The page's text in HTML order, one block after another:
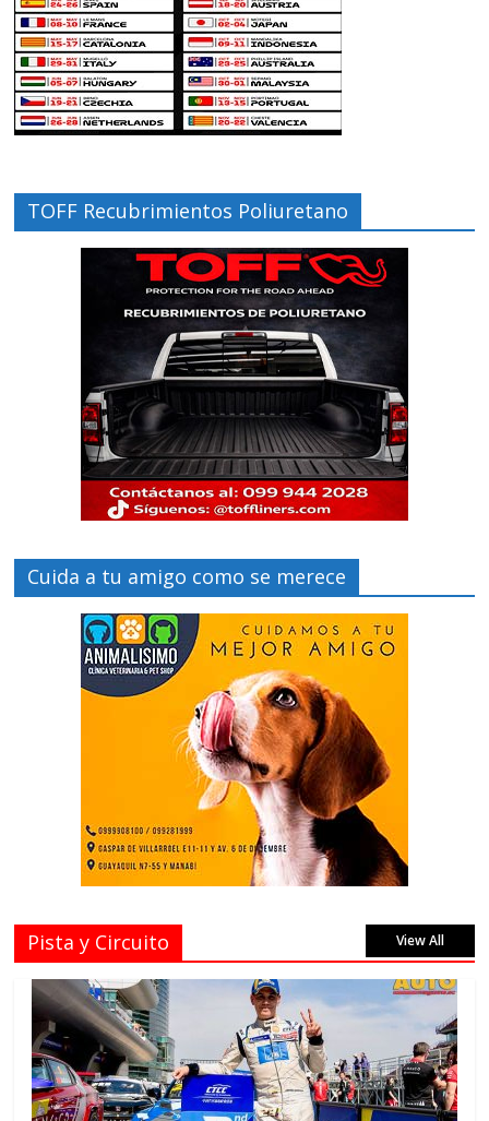
TOFF Recubrimientos Poliuretano
Cuida a tu amigo como se merece
Pista y Circuito View All